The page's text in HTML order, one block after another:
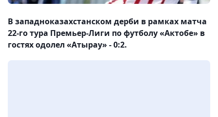
В западноказахстанском дерби в рамках матча
22-го тура Премьер-Лиги по футболу «Актобе» в
гостях одолел «Атырау» - 0:2.